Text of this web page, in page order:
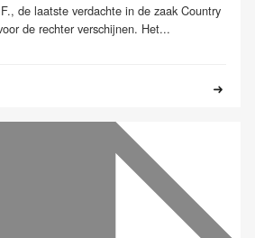
de laatste verdachte in de zaak Country
de rechter verschijnen. Het...